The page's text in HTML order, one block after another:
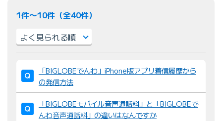
1件〜10件（全40件）
び
替
え
：
「BIGLOBEでんわ」iPhone版アプリ着信履歴から
の発信方法
「BIGLOBEモバイル音声通話料」と「BIGLOBEで
んわ音声通話料」の違いはなんですか